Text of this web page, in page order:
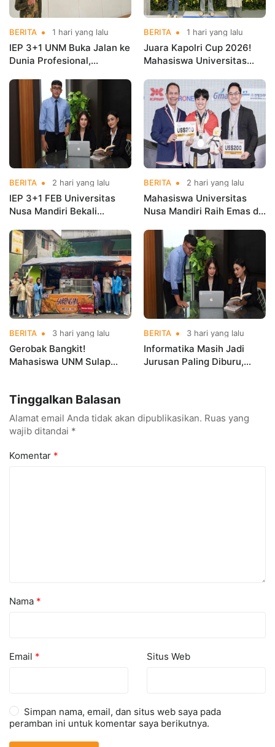
BERITA 1 hari yang lalu
IEP 3+1 UNM Buka Jalan ke
Dunia Profesional,
Kementerian Koperasi
BERITA 1 hari yang lalu
Juara Kapolri Cup 2026!
Mahasiswa Universitas
Nama Kampus di Kejurnas
Taekwondo
BERITA 2 hari yang lalu
IEP 3+1 FEB Universitas
Nusa Mandiri Bekali
Kerja Sebelum Lulus
BERITA 2 hari yang lalu
Mahasiswa Universitas
Nusa Mandiri Raih Emas di
Indonesia Open
Championships 2026
BERITA 3 hari yang lalu
Gerobak Bangkit!
Mahasiswa UNM Sulap
BERITA 3 hari yang lalu
Informatika Masih Jadi
Jurusan Paling Diburu,
Tinggalkan Balasan
Alamat email Anda tidak akan dipublikasikan. Ruas yang
wajib ditandai *
Komentar *
Nama *
Email * Situs Web
Simpan nama, email, dan situs web saya pada
peramban ini untuk komentar saya berikutnya.